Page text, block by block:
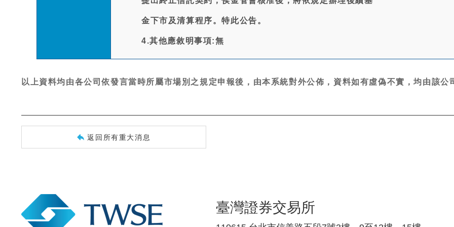
金下市及清算程序。特此公告。
4.其他應敘明事項:無
以上資料均由各公司依發言當時所屬市場別之規定申報後，由本系統對外公佈，資料如有虛偽不實，均由該公
返回所有重大消息
臺灣證券交易所